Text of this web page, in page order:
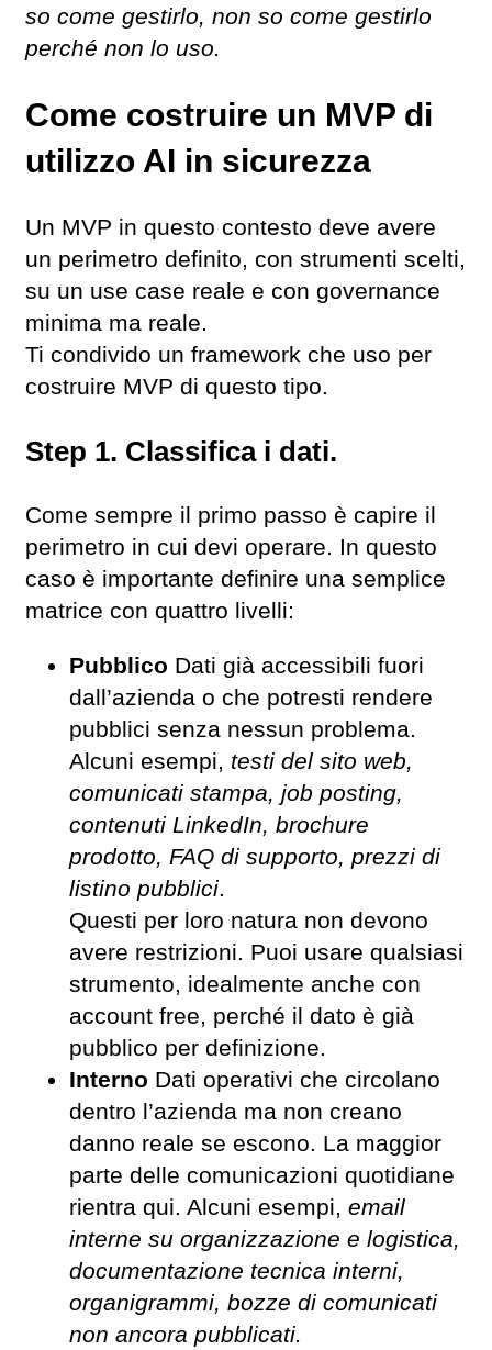
so come gestirlo, non so come gestirlo
perché non lo uso.
Come costruire un MVP di
utilizzo AI in sicurezza
Un MVP in questo contesto deve avere
un perimetro definito, con strumenti scelti,
su un use case reale e con governance
minima ma reale.
Ti condivido un framework che uso per
costruire MVP di questo tipo.
Step 1. Classifica i dati.
Come sempre il primo passo è capire il
perimetro in cui devi operare. In questo
caso è importante definire una semplice
matrice con quattro livelli:
Pubblico Dati già accessibili fuori
dall’azienda o che potresti rendere
pubblici senza nessun problema.
Alcuni esempi, testi del sito web,
comunicati stampa, job posting,
contenuti LinkedIn, brochure
prodotto, FAQ di supporto, prezzi di
listino pubblici.
Questi per loro natura non devono
avere restrizioni. Puoi usare qualsiasi
strumento, idealmente anche con
account free, perché il dato è già
pubblico per definizione.
Interno Dati operativi che circolano
dentro l’azienda ma non creano
danno reale se escono. La maggior
parte delle comunicazioni quotidiane
rientra qui. Alcuni esempi, email
interne su organizzazione e logistica,
documentazione tecnica interni,
organigrammi, bozze di comunicati
non ancora pubblicati.